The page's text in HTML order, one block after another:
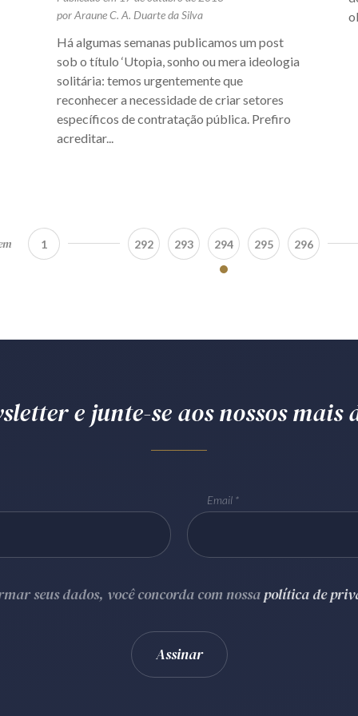
por Araune C. A. Duarte da Silva
Há algumas semanas publicamos um post
sob o título ‘Utopia, sonho ou mera ideologia
solitária: temos urgentemente que
reconhecer a necessidade de criar setores
específicos de contratação pública. Prefiro
acreditar...
1 292 293 294 295 296
e junte-se aos nossos mais
Email
seus dados, você concorda com nossapolítica de